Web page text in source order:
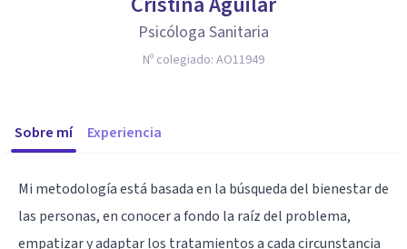
Psicóloga Sanitaria
Nº colegiado: AO11949
Sobre mí Experiencia
Mi metodología está basada en la búsqueda del bienestar de
las personas, en conocer a fondo la raíz del problema,
empatizar y adaptar los tratamientos a cada circunstancia